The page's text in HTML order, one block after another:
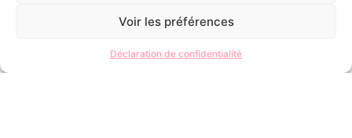
Voir les préférences
Déclaration de confidentialité
Nous contacter